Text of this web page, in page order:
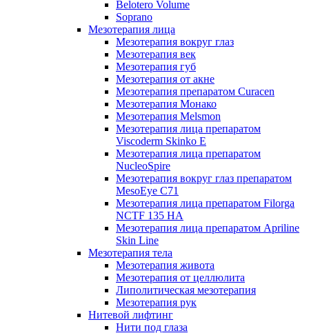
Belotero Volume
Soprano
Мезотерапия лица
Мезотерапия вокруг глаз
Мезотерапия век
Мезотерапия губ
Мезотерапия от акне
Мезотерапия препаратом Curacen
Мезотерапия Монако
Мезотерапия Melsmon
Мезотерапия лица препаратом
Viscoderm Skinko E
Мезотерапия лица препаратом
NucleoSpire
Мезотерапия вокруг глаз препаратом
MesoEye С71
Мезотерапия лица препаратом Filorga
NCTF 135 HA
Мезотерапия лица препаратом Apriline
Skin Line
Мезотерапия тела
Мезотерапия живота
Мезотерапия от целлюлита
Липолитическая мезотерапия
Мезотерапия рук
Нитевой лифтинг
Нити под глаза